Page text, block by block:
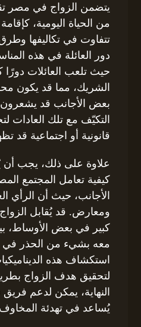
يتضمن الزواج في مصر
من الحياة اليومية،
تتفاوت في تكاليفها وطرق
دور العائلة في هذه
حيث تلعب العائلات دورًا
الشريك، مما قد يكون
بعض الأجانب قد
التكيّف مع تلك العادات
قانونية أو اجتماعية قد
علاوة على ذلك، يجب أن
كيفية تعامل المجتمع
الأجانب، حيث أن الرأي
ومعارض. قد يُقابل الزواج
كبير في بعض الأوساط،
معه بشيء من الحذر في
استكشاف هذه
لتحقيق هدف الزواج
النهاية، يمكن لدعم
يُساعد في تهدئة المخاوف